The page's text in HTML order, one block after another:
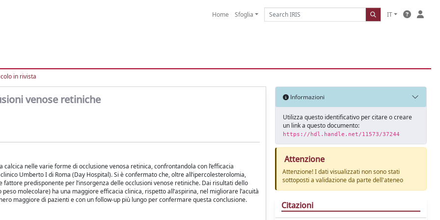
Home Sfoglia IT
in rivista
venose retiniche
nelle varie forme di occlusione venosa retinica, confrontandola con l’efficacia
Umberto I di Roma (Day Hospital). Si è confermato che, oltre all’ipercolesterolomia,
predisponente per l’insorgenza delle occlusioni venose retiniche. Dai risultati dello
molecolare) ha una maggiore efficacia clinica, rispetto all’aspirina, nel migliorare l’acuità
maggiore di pazienti e con un follow-up più lungo per confermare questa conclusione.
Informazioni
Utilizza questo identificativo per citare o creare
un link a questo documento:
https://hdl.handle.net/11573/37244
Attenzione
Attenzione! I dati visualizzati non sono stati
sottoposti a validazione da parte dell'ateneo
Citazioni